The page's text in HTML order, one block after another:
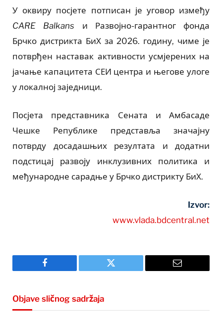
У оквиру посјете потписан је уговор између
CARE Balkans и Развојно-гарантног фонда
Брчко дистрикта БиХ за 2026. годину, чиме је
потврђен наставак активности усмјерених на
јачање капацитета СЕИ центра и његове улоге
у локалној заједници.
Посјета представника Сената и Амбасаде
Чешке Републике представља значајну
потврду досадашњих резултата и додатни
подстицај развоју инклузивних политика и
међународне сарадње у Брчко дистрикту БиХ.
Izvor:
www.vlada.bdcentral.net
Facebook Twitter Email
Objave sličnog sadržaja